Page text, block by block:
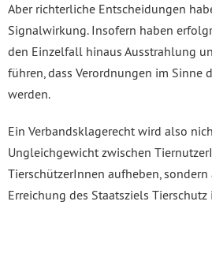
Aber richterliche Entscheidungen
Signalwirkung. Insofern haben
den Einzelfall hinaus Ausstrahlung
führen, dass Verordnungen im Sinne
werden.
Ein Verbandsklagerecht wird also
Ungleichgewicht zwischen
TierschützerInnen aufheben,
Erreichung des Staatsziels